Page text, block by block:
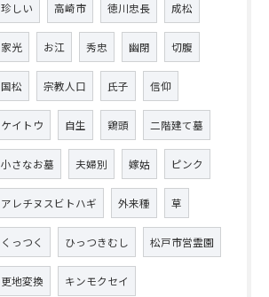
珍しい 高崎市 徳川忠長 成松
家光 お江 秀忠 幽閉 切腹
国松 宗教人口 氏子 信仰
ケイトウ 自生 鶏頭 二階建て墓
小さなお墓 夫婦別 嫁姑 ピンク
アレチヌスビトハギ 外来種 草
くっつく ひっつきむし 松戸市営霊園
更地変換 キンモクセイ